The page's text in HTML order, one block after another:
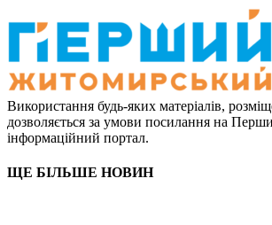
Використання будь-яких матеріалів,
дозволяється за умови посилання на
інформаційний портал.
ЩЕ БІЛЬШЕ НОВИН